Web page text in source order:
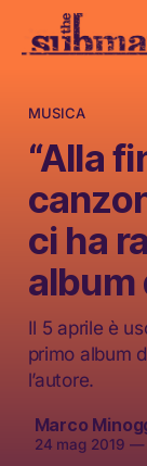
MUSICA
“Alla
ci ha
album
Il 5 aprile è
primo album
l’autore.
Marco
24 mag 2019 —